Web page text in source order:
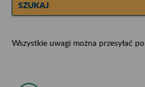
SZUKAJ
Wszystkie uwagi można przesyłać